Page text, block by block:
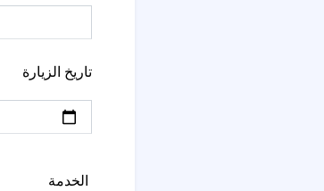
تاريخ الزيارة
الخدمة